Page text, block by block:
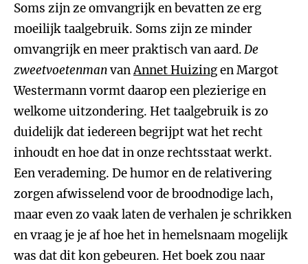
Soms zijn ze omvangrijk en bevatten ze erg
moeilijk taalgebruik. Soms zijn ze minder
omvangrijk en meer praktisch van aard.De
zweetvoetenmanvanAnnet Huizingen Margot
Westermann vormt daarop een plezierige en
welkome uitzondering. Het taalgebruik is zo
duidelijk dat iedereen begrijpt wat het recht
inhoudt en hoe dat in onze rechtsstaat werkt.
Een verademing. De humor en de relativering
zorgen afwisselend voor de broodnodige lach,
maar even zo vaak laten de verhalen je schrikken
en vraag je je af hoe het in hemelsnaam mogelijk
was dat dit kon gebeuren. Het boek zou naar